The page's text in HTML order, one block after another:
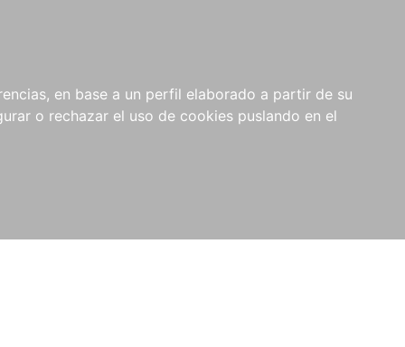
en base a un perfil elaborado a partir de su
o rechazar el uso de cookies puslando en el
NOVEDADES NOTICIAS
COMPRAS
INSTITUCIONALES